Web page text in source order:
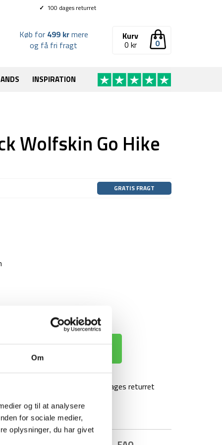
Om
og til at analysere
for sociale medier,
oplysninger, du har givet
✓ 100 dages returret
0
Kurv
0 kr
Køb for 499 krmere
og få fri fragt
INSPIRATION
Wolfskin Go Hike
GRATIS FRAGT
100 dages returret